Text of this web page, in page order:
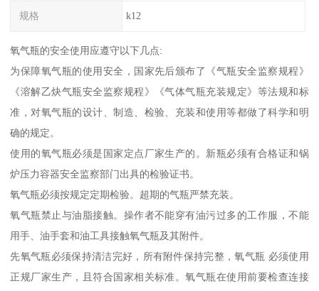
规格 k12
氧气瓶的安全使用应遵守以下几点:
为保障氧气瓶的使用安全，国家先后颁布了《气瓶安全监察规程》
《溶解乙炔气瓶安全监察规程》《气体气瓶充装规定》等法规和标
准，对氧气瓶的设计、制造、检验、充装和使用等都做了科学和明
确的规定。
使用的氧气瓶必须是国家定点厂家生产的。新瓶必须有合格证和锅
炉压力容器安全监察部门出具的检验证书。
氧气瓶必须按规定定期检验。超期的气瓶严禁充装。
氧气瓶禁止与油脂接触。操作者不能穿有油污过多的工作服，不能
用手、油手套和油工具接触氧气瓶及其附件。
先氧气瓶必须保持清洁完好，所有附件保持完整，氧气瓶 必须使用
正规厂家生产，且符合国家相关标准。氧气瓶在使用前要检查连接